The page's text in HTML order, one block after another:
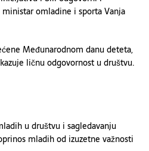
omladine i sporta Vanja
Međunarodnom danu deteta,
ličnu odgovornost u društvu.
u društvu i sagledavanju
mladih od izuzetne važnosti